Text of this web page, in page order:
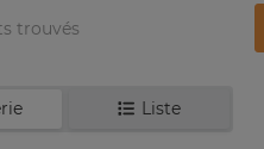
trouvés
Liste